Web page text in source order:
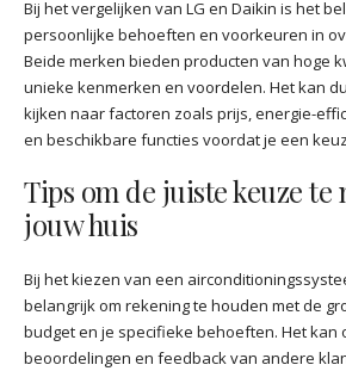
Bij het vergelijken van LG en Daikin is het
persoonlijke behoeften en voorkeuren in
Beide merken bieden producten van hoge
unieke kenmerken en voordelen. Het kan
kijken naar factoren zoals prijs, energie-
en beschikbare functies voordat je een
Tips om de juiste keuze te
jouw huis
Bij het kiezen van een
belangrijk om rekening te houden met de
budget en je specifieke behoeften. Het kan
beoordelingen en feedback van andere